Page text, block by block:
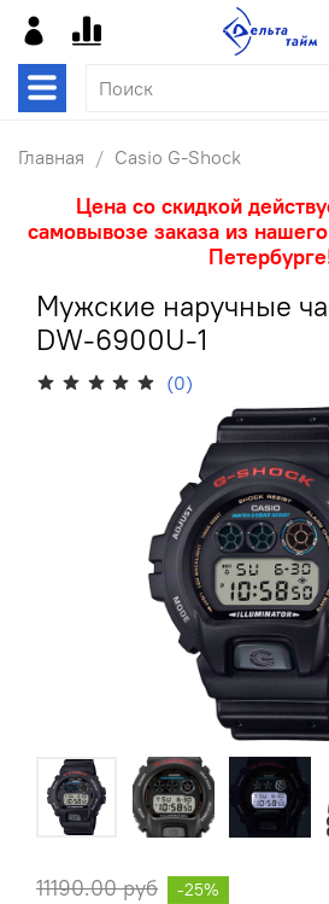
Главная Casio G-Shock
Цена со скидкой
самовывозе заказа из
Мужские наручные
DW-6900U-1
(0)
11190.00 руб -25%